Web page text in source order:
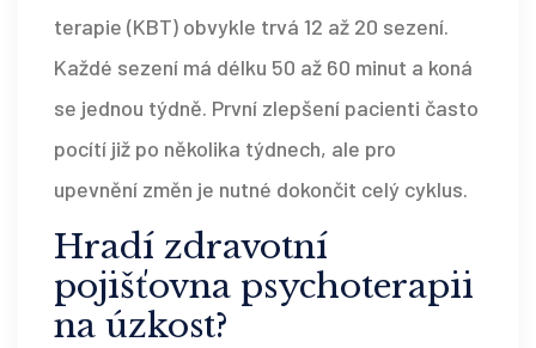
terapie (KBT) obvykle trvá 12 až 20 sezení.
Každé sezení má délku 50 až 60 minut a koná
se jednou týdně. První zlepšení pacienti často
pocítí již po několika týdnech, ale pro
upevnění změn je nutné dokončit celý cyklus.
Hradí zdravotní
pojišťovna psychoterapii
na úzkost?